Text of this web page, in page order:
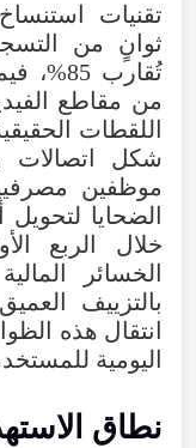
ثوانٍ من
من مقاطع
اللقطات
شكل اتصالات
موظفين
الضحايا
الخسائر
انتقال هذه
اليومية
نطاق